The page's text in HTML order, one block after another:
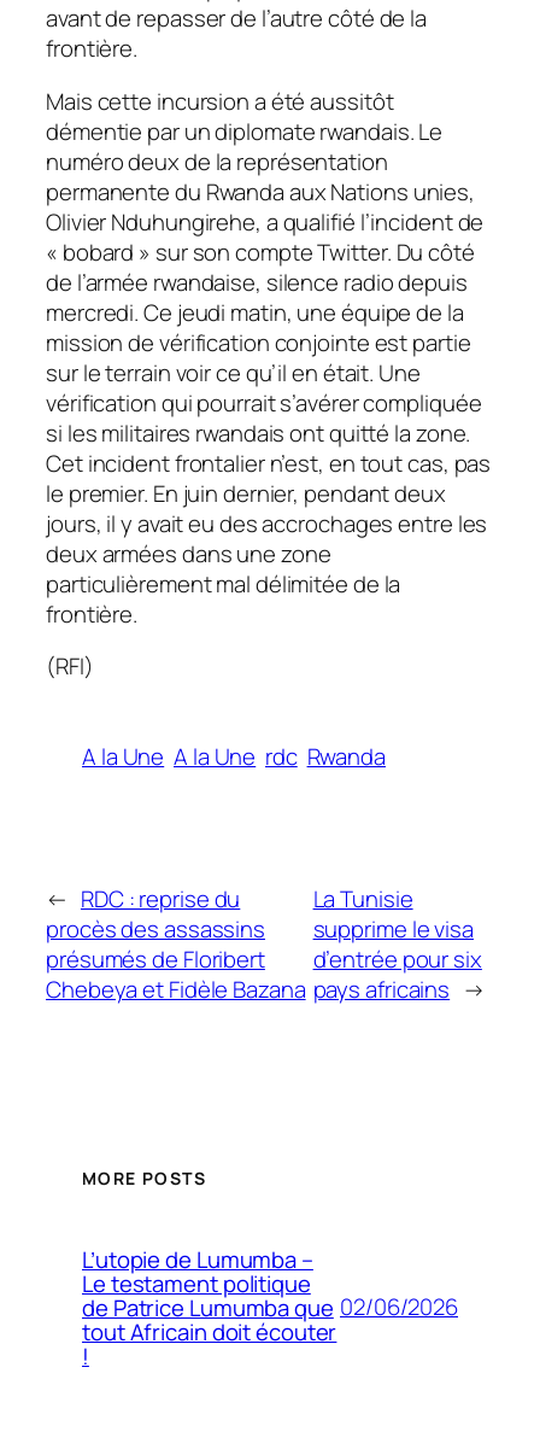
avant de repasser de l’autre côté de la
frontière.
Mais cette incursion a été aussitôt
démentie par un diplomate rwandais. Le
numéro deux de la représentation
permanente du Rwanda aux Nations unies,
Olivier Nduhungirehe, a qualifié l’incident de
« bobard » sur son compte Twitter. Du côté
de l’armée rwandaise, silence radio depuis
mercredi. Ce jeudi matin, une équipe de la
mission de vérification conjointe est partie
sur le terrain voir ce qu’il en était. Une
vérification qui pourrait s’avérer compliquée
si les militaires rwandais ont quitté la zone.
Cet incident frontalier n’est, en tout cas, pas
le premier. En juin dernier, pendant deux
jours, il y avait eu des accrochages entre les
deux armées dans une zone
particulièrement mal délimitée de la
frontière.
(RFI)
A la Une A la Une rdc Rwanda
← RDC : reprise du
procès des assassins
présumés de Floribert
Chebeya et Fidèle Bazana
La Tunisie
supprime le visa
d’entrée pour six
pays africains →
MORE POSTS
L’utopie de Lumumba –
Le testament politique
de Patrice Lumumba que
tout Africain doit écouter
!
02/06/2026